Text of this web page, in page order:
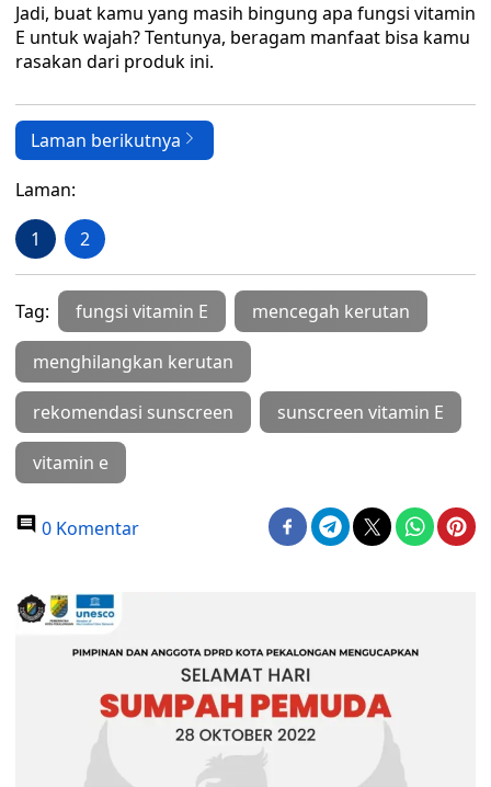
Jadi, buat kamu yang masih bingung apa fungsi vitamin
E untuk wajah? Tentunya, beragam manfaat bisa kamu
rasakan dari produk ini.
Laman berikutnya
Laman:
1 2
Tag: fungsi vitamin E mencegah kerutan
menghilangkan kerutan
rekomendasi sunscreen sunscreen vitamin E
vitamin e
0 Komentar